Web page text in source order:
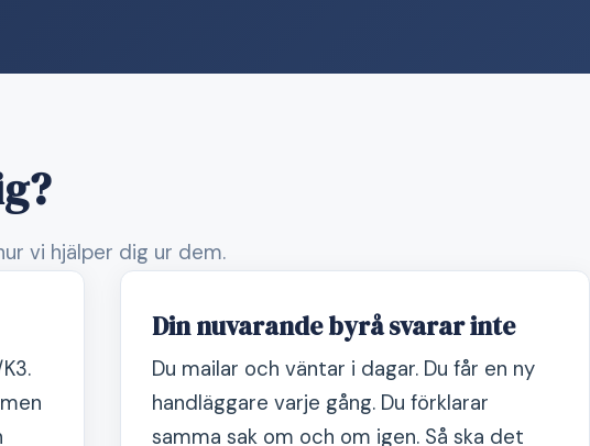
vi hjälper dig ur dem.
Din nuvarande byrå svarar inte
Du mailar och väntar i dagar. Du får en ny
handläggare varje gång. Du förklarar
samma sak om och om igen. Så ska det